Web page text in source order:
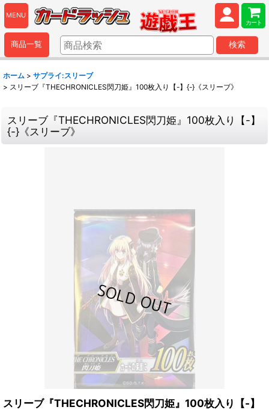
MENU
カート
商品一覧 検索
ホーム > サプライ:スリーブ
> スリーブ『THECHRONICLES閃刀姫』100枚入り【-】{-}《スリーブ》
スリーブ『THECHRONICLES閃刀姫』100枚入り【-】
{-}《スリーブ》
スリーブ『THECHRONICLES閃刀姫』100枚入り【-】